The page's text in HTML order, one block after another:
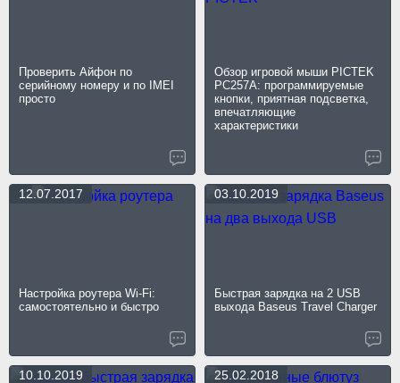
Проверить Айфон по
серийному номеру и по IMEI
просто
Обзор игровой мыши PICTEK
PC257A: программируемые
кнопки, приятная подсветка,
впечатляющие
характеристики
Настройка роутера Wi-Fi:
самостоятельно и быстро
12.07.2017
Быстрая зарядка на 2 USB
выхода Baseus Travel Charger
03.10.2019
10.10.2019 25.02.2018